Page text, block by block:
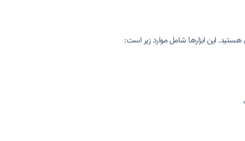
این ابزارها شامل موارد زیر است: